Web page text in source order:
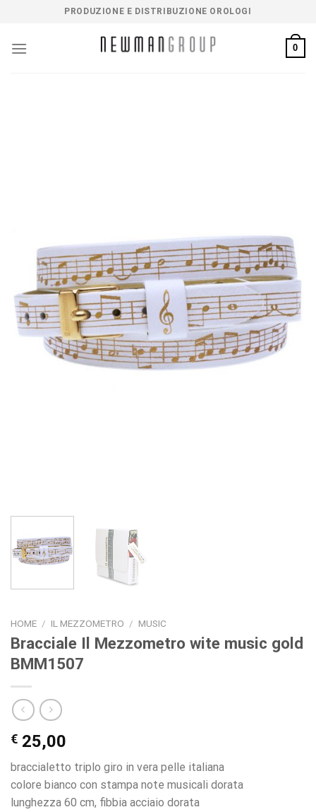
contenuti
PRODUZIONE E DISTRIBUZIONE OROLOGI
0
HOME / IL MEZZOMETRO / MUSIC
Bracciale Il Mezzometro wite music gold
BMM1507
€ 25,00
braccialetto triplo giro in vera pelle italiana
colore bianco con stampa note musicali dorata
lunghezza 60 cm, fibbia acciaio dorata